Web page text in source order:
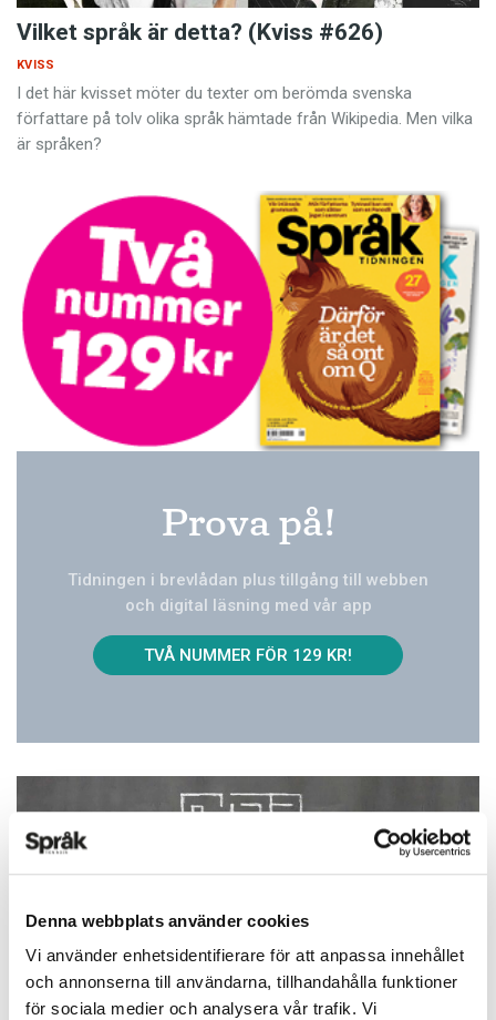
Denna webbplats använder cookies
Vi använder enhetsidentifierare för att anpassa innehållet
och annonserna till användarna, tillhandahålla funktioner
för sociala medier och analysera vår trafik. Vi
Vilket språk är detta? (Kviss #626)
KVISS
I det här kvisset möter du texter om berömda svenska
författare på tolv olika språk hämtade från Wikipedia. Men vilka
är språken?
Prova på!
Tidningen i brevlådan plus tillgång till webben
och digital läsning med vår app
TVÅ NUMMER FÖR 129 KR!